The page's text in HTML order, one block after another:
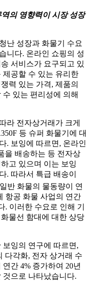
의 영향력이 시장 성장
난 성장과 화물기 수요
니다. 온라인 쇼핑의 성
서비스가 요구되고 있
제공할 수 있는 유리한
력 있는 가격, 제품의
있는 편리성에 의해
라 전자상거래가 크게
등 슈퍼 화물기에 대
. 보잉에 따르면, 온라인
을 배송하는 등 전자상
고 있으며 이는 보잉
. 따라서 특급 배송이
일반 화물의 물동량이 연
항공 화물 사업의 연간
. 이러한 수요로 인해 기
물선 함대에 대한 상당
보잉의 연구에 따르면,
다각화, 전자 상거래 수
간 4% 증가하여 20년
것으로 나타났습니다.